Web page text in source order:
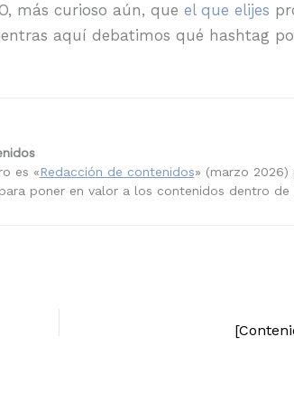
más curioso aún, que el que elijes
aquí debatimos qué hashtag
es «Redacción de contenidos» (marzo 2026)
poner en valor a los contenidos dentro de